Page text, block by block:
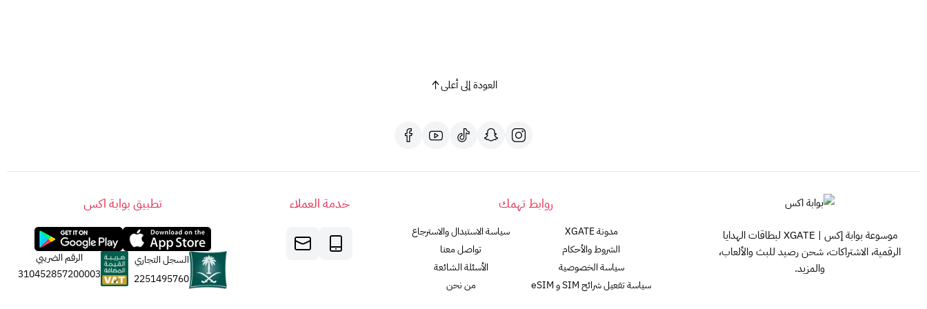
العودة إلى أعلى
موسوعة بوابة إكس | XGATE لبطاقات الهدايا
الرقمية، الاشتراكات، شحن رصيد للبث والألعاب،
والمزيد.
روابط تهمك
مدونة XGATE
الشروط والأحكام
سياسة الخصوصية
سياسة تفعيل شرائح SIM و eSIM
سياسة الاستبدال والاسترجاع
تواصل معنا
الأسئلة الشائعة
من نحن
خدمة العملاء تطبيق بوابة اكس
السجل التجاري
2251495760
الرقم الضريبي
310452857200003